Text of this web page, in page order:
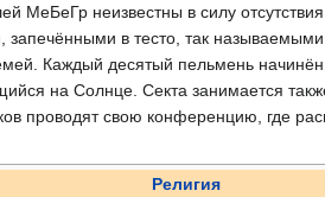
неизвестны в силу
в тесто, так
Каждый десятый пельмень
на Солнце. Секта занимается
проводят свою конференцию, где
Религия